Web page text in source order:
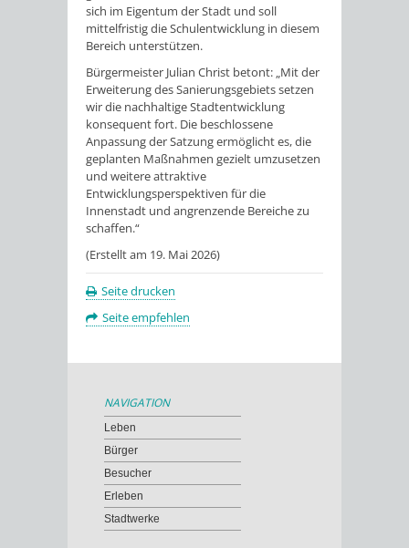
sich im Eigentum der Stadt und soll
mittelfristig die Schulentwicklung in diesem
Bereich unterstützen.
Bürgermeister Julian Christ betont: „Mit der
Erweiterung des Sanierungsgebiets setzen
wir die nachhaltige Stadtentwicklung
konsequent fort. Die beschlossene
Anpassung der Satzung ermöglicht es, die
geplanten Maßnahmen gezielt umzusetzen
und weitere attraktive
Entwicklungsperspektiven für die
Innenstadt und angrenzende Bereiche zu
schaffen.“
(Erstellt am 19. Mai 2026)
Seite drucken
Seite empfehlen
NAVIGATION
Leben
Bürger
Besucher
Erleben
Stadtwerke